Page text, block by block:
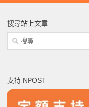
搜尋站上文章
搜
尋
字:
支持 NPOST